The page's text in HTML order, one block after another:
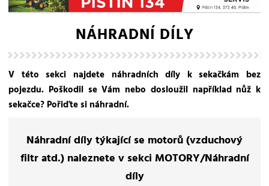
NÁHRADNÍ DÍLY
V této sekci najdete náhradních díly k sekačkám bez
pojezdu. Poškodil se Vám nebo dosloužil například nůž k
sekačce? Pořiďte si náhradní.
Náhradní díly týkající se motorů (vzduchový
filtr atd.) naleznete v sekci MOTORY/Náhradní
díly